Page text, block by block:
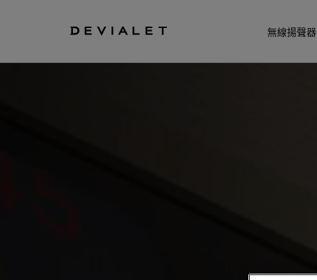
無線揚聲器